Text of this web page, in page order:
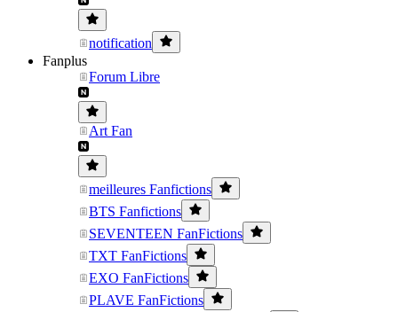
notification
Fanplus
Forum Libre
Art Fan
meilleures Fanfictions
BTS Fanfictions
SEVENTEEN FanFictions
TXT FanFictions
EXO FanFictions
PLAVE FanFictions